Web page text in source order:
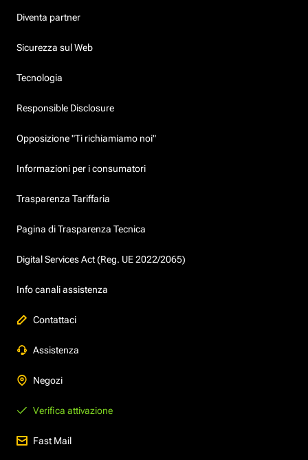
Diventa partner
Sicurezza sul Web
Tecnologia
Responsible Disclosure
Opposizione "Ti richiamiamo noi"
Informazioni per i consumatori
Trasparenza Tariffaria
Pagina di Trasparenza Tecnica
Digital Services Act (Reg. UE 2022/2065)
Info canali assistenza
Contattaci
Assistenza
Negozi
Verifica attivazione
Fast Mail